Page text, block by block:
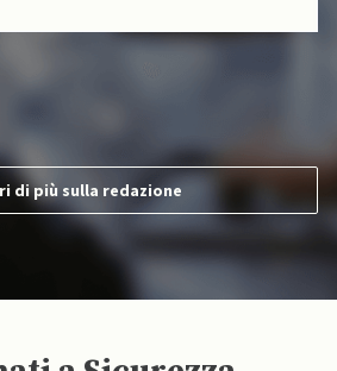
di più sulla redazione